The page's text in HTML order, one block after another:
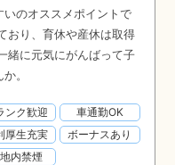
のオススメポイントで
おり、育休や産休は取得
緒に元気にがんばって子
。
ンク歓迎
車通勤OK
厚生充実
ボーナスあり
内禁煙